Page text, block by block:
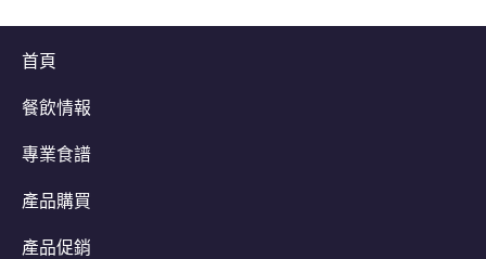
首頁
餐飲情報
專業食譜
產品購買
產品促銷